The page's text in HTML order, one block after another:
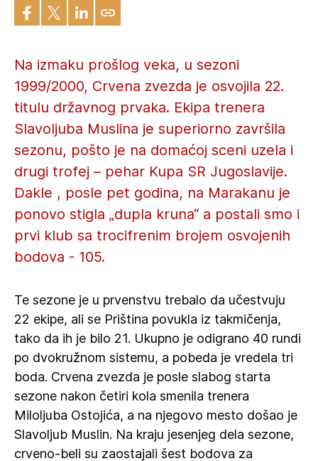
Na izmaku prošlog veka, u sezoni
1999/2000, Crvena zvezda je osvojila 22.
titulu državnog prvaka. Ekipa trenera
Slavoljuba Muslina je superiorno završila
sezonu, pošto je na domaćoj sceni uzela i
drugi trofej – pehar Kupa SR Jugoslavije.
Dakle , posle pet godina, na Marakanu je
ponovo stigla „dupla kruna“ a postali smo i
prvi klub sa trocifrenim brojem osvojenih
bodova - 105.
Te sezone je u prvenstvu trebalo da učestvuju
22 ekipe, ali se Priština povukla iz takmičenja,
tako da ih je bilo 21. Ukupno je odigrano 40 rundi
po dvokružnom sistemu, a pobeda je vredela tri
boda. Crvena zvezda je posle slabog starta
sezone nakon četiri kola smenila trenera
Miloljuba Ostojića, a na njegovo mesto došao je
Slavoljub Muslin. Na kraju jesenjeg dela sezone,
crveno-beli su zaostajali šest bodova za